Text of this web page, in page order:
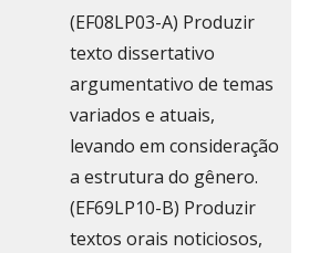
(EF08LP03-A) Produzir
texto dissertativo
argumentativo de temas
variados e atuais,
levando em consideração
a estrutura do gênero.
(EF69LP10-B) Produzir
textos orais noticiosos,